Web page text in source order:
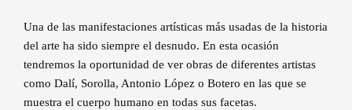
Una de las manifestaciones artísticas más usadas de la historia
del arte ha sido siempre el desnudo. En esta ocasión
tendremos la oportunidad de ver obras de diferentes artistas
como Dalí, Sorolla, Antonio López o Botero en las que se
muestra el cuerpo humano en todas sus facetas.